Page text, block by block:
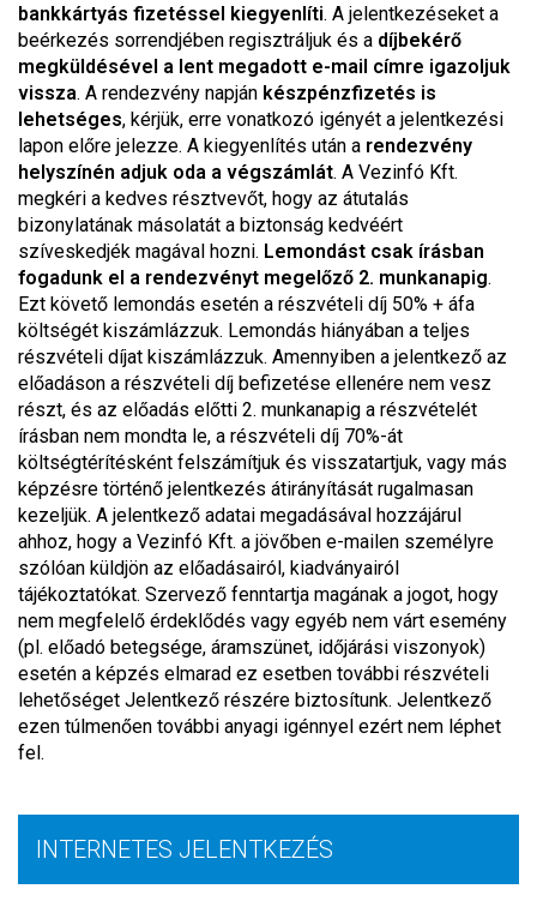
bankkártyás fizetéssel kiegyenlíti. A jelentkezéseket a
beérkezés sorrendjében regisztráljuk és a díjbekérő
megküldésével a lent megadott e-mail címre igazoljuk
vissza. A rendezvény napján készpénzfizetés is
lehetséges, kérjük, erre vonatkozó igényét a jelentkezési
lapon előre jelezze. A kiegyenlítés után a rendezvény
helyszínén adjuk oda a végszámlát. A Vezinfó Kft.
megkéri a kedves résztvevőt, hogy az átutalás
bizonylatának másolatát a biztonság kedvéért
szíveskedjék magával hozni. Lemondást csak írásban
fogadunk el a rendezvényt megelőző 2. munkanapig.
Ezt követő lemondás esetén a részvételi díj 50% + áfa
költségét kiszámlázzuk. Lemondás hiányában a teljes
részvételi díjat kiszámlázzuk. Amennyiben a jelentkező az
előadáson a részvételi díj befizetése ellenére nem vesz
részt, és az előadás előtti 2. munkanapig a részvételét
írásban nem mondta le, a részvételi díj 70%-át
költségtérítésként felszámítjuk és visszatartjuk, vagy más
képzésre történő jelentkezés átirányítását rugalmasan
kezeljük. A jelentkező adatai megadásával hozzájárul
ahhoz, hogy a Vezinfó Kft. a jövőben e-mailen személyre
szólóan küldjön az előadásairól, kiadványairól
tájékoztatókat. Szervező fenntartja magának a jogot, hogy
nem megfelelő érdeklődés vagy egyéb nem várt esemény
(pl. előadó betegsége, áramszünet, időjárási viszonyok)
esetén a képzés elmarad ez esetben további részvételi
lehetőséget Jelentkező részére biztosítunk. Jelentkező
ezen túlmenően további anyagi igénnyel ezért nem léphet
fel.
INTERNETES JELENTKEZÉS